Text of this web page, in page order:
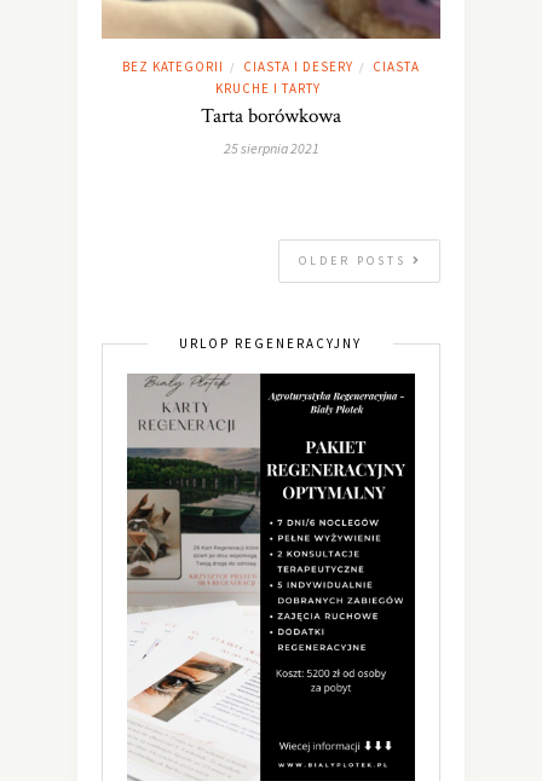
BEZ KATEGORII / CIASTA I DESERY /
CIASTA
KRUCHE I TARTY
Tarta borówkowa
25 sierpnia 2021
OLDER POSTS
URLOP REGENERACYJNY